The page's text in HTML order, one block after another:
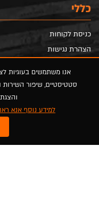
כללי
כניסת לקוחות
הצהרת נגישות
אנו משתמשים בעוגיות
סטטיסטיים, שיפור השירות
למידע נוסף אנא